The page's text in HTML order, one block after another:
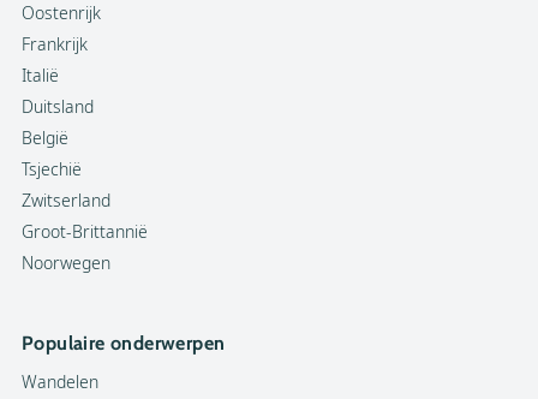
Oostenrijk
Frankrijk
Italië
Duitsland
België
Tsjechië
Zwitserland
Groot-Brittannië
Noorwegen
Populaire onderwerpen
Wandelen